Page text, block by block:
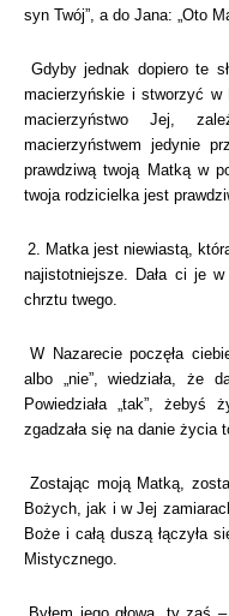
syn Twój”, a do Jana: „Oto
Gdyby jednak dopiero te
macierzyńskie i stworzyć
macierzyństwo Jej,
macierzyństwem jedynie
prawdziwą twoją Matką w
twoja rodzicielka jest
2. Matka jest niewiastą,
najistotniejsze. Dała ci je
chrztu twego.
W Nazarecie poczęła
albo „nie”, wiedziała,
Powiedziała „tak”,
zgadzała się na danie życia
Zostając moją Matką,
Bożych, jak i w Jej
Boże i całą duszą łączyła
Mistycznego.